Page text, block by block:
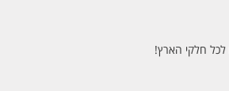
לכל חלקי הארץ!